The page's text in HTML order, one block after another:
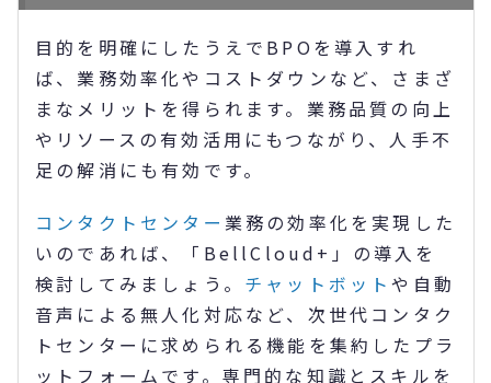
目的を明確にしたうえでBPOを導入すれ
ば、業務効率化やコストダウンなど、さまざ
まなメリットを得られます。業務品質の向上
やリソースの有効活用にもつながり、人手不
足の解消にも有効です。
コンタクトセンター 業務の効率化を実現した
いのであれば、「BellCloud+」の導入を
検討してみましょう。 チャットボットや自動
音声による無人化対応など、次世代コンタク
トセンターに求められる機能を集約したプラ
ットフォームです。専門的な知識とスキルを